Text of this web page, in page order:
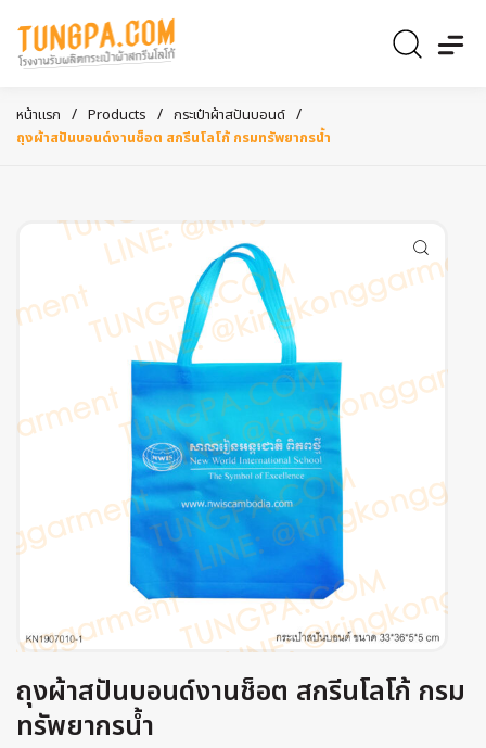
หน้าแรก / Products / กระเป๋าผ้าสปันบอนด์ /
ถุงผ้าสปันบอนด์งานช็อต สกรีนโลโก้ กรมทรัพยากรน้ำ
ถุงผ้าสปันบอนด์งานช็อต สกรีนโลโก้ กรม
ทรัพยากรน้ำ